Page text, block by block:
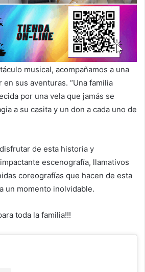
musical, acompañamos a una
sus aventuras. “Una familia
por una vela que jamás se
a su casita y un don a cada uno de
de esta historia y
escenografía, llamativos
coreografías que hacen de esta
un momento inolvidable.
toda la familia!!!